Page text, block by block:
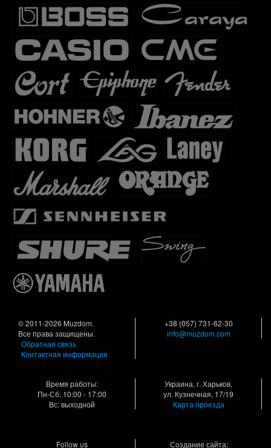
© 2011-2026 Muzdom.
Все права защищены.
Обратная связь
Контактная информация
+38 (057) 731-62-30
info@muzdom.com
Время работы:
Пн-Сб: 10:00 - 17:00
Вс: выходной
Украина, г. Харьков,
ул. Кузнечная, 17/19
Карта проезда
Follow us Создание сайта: